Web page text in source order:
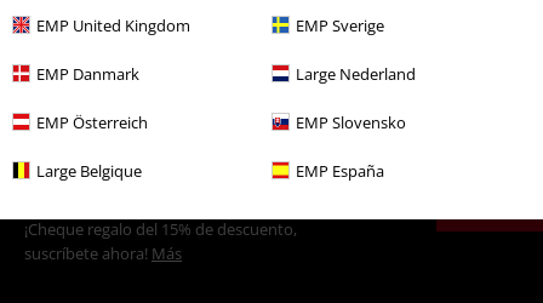
EMP United Kingdom EMP Sverige
EMP Danmark Large Nederland
EMP Österreich EMP Slovensko
Large Belgique EMP España
Tallas Grandes Vestidos Vestidos Largos
Marcas Ropa timeless london
¡Cheque regalo del 15% de descuento,
suscríbete ahora! Más